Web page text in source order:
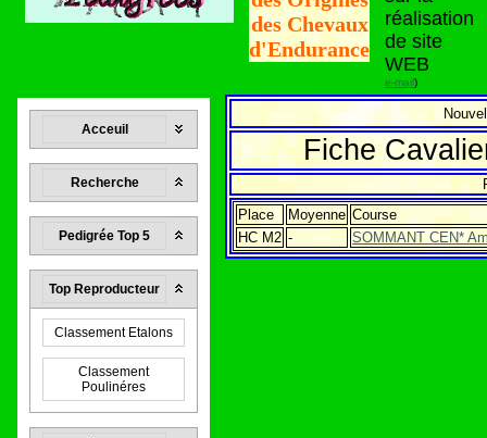
des Chevaux
d'Endurance
réalisation
de site
WEB
e-mail)
Acceuil
Recherche
Pedigrée Top 5
Top Reproducteur
Classement Etalons
Classement
Poulinéres
Fiche
Place
Moyenne Course
HC M2 - SOMMANT CEN*